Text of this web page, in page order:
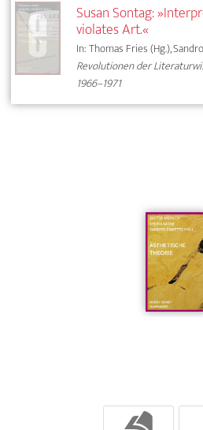
Susan Sontag:
violates Art.«
In: Thomas Fries (Hg.),
Revolutionen der
1966–1971
b